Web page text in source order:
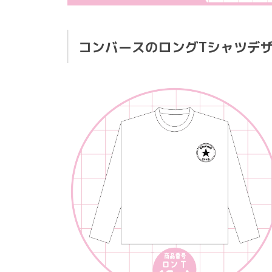
コンバースのロングTシャツデ